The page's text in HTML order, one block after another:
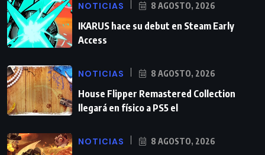
NOTICIAS 8 AGOSTO, 2026
IKARUS hace su debut en Steam Early
Access
NOTICIAS 8 AGOSTO, 2026
House Flipper Remastered Collection
llegará en físico a PS5 el
NOTICIAS 8 AGOSTO, 2026